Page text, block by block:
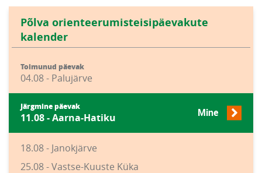
Põlva orienteerumisteisipäevakute
kalender
Toimunud päevak
04.08 - Palujärve
Järgmine päevak
11.08 - Aarna-Hatiku Mine
18.08 - Janokjärve
25.08 - Vastse-Kuuste Küka